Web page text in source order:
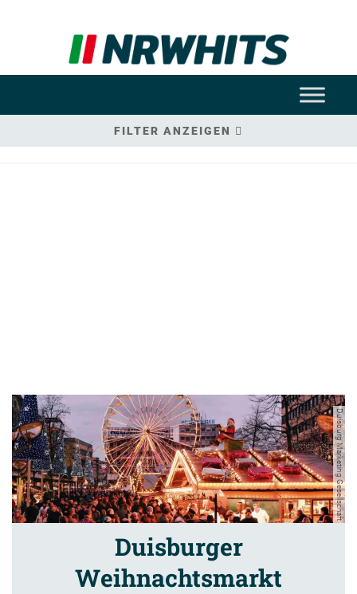
FILTER ANZEIGEN
Duisburg Marketing Gesellschaft
Duisburger
Weihnachtsmarkt